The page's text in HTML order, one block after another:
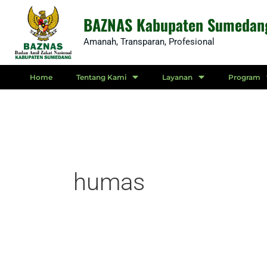
content
BAZNAS Kabupaten
Amanah, Transparan, Profesional
Home Tentang Kami Layanan Program
humas